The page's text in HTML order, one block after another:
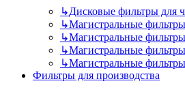
↳Дисковые фильтры для
↳Магистральные
↳Магистральные
↳Магистральные
↳Магистральные
Фильтры для производства